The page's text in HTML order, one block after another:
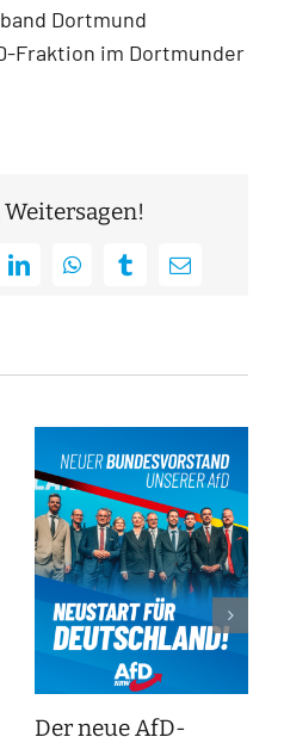
Dortmund
Fraktion im Dortmunder
LinkedInWhatsAppTumblrE-
Der neue AfD-